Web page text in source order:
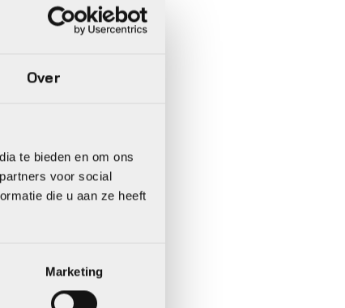
Over
te bieden en om ons
voor social
die u aan ze heeft
Marketing